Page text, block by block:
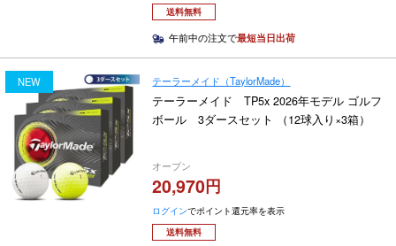
送料無料
午前中の注文で最短当日出荷
NEW テーラーメイド（TaylorMade）
テーラーメイド TP5x 2026年モデル ゴルフ
ボール 3ダースセット （12球入り×3箱）
オープン
20,970
ログインでポイント還元率を表示
送料無料